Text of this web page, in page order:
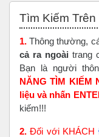
Tìm Kiếm
1. Thông thường,
cả ra ngoài trang
Bạn là người
NĂNG TÌM KIẾM
liệu và nhấn
kiếm!!!
2. Đối với KHÁCH